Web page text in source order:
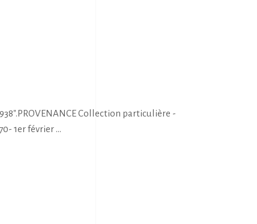
Collection particulière -
1er février